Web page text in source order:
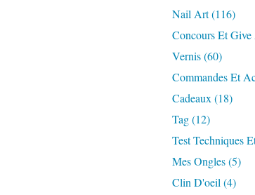
Nail Art(116)
Concours Et
Vernis(60)
Commandes Et
Cadeaux (18)
Tag(12)
Test Techniques
Mes Ongles(5)
Clin D'oeil (4)